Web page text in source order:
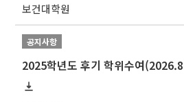
보건대학원
공지사항